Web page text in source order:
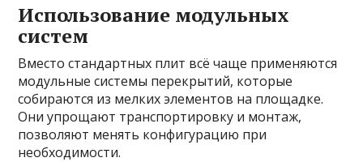
Использование модульных
систем
Вместо стандартных плит всё чаще применяются
модульные системы перекрытий, которые
собираются из мелких элементов на площадке.
Они упрощают транспортировку и монтаж,
позволяют менять конфигурацию при
необходимости.